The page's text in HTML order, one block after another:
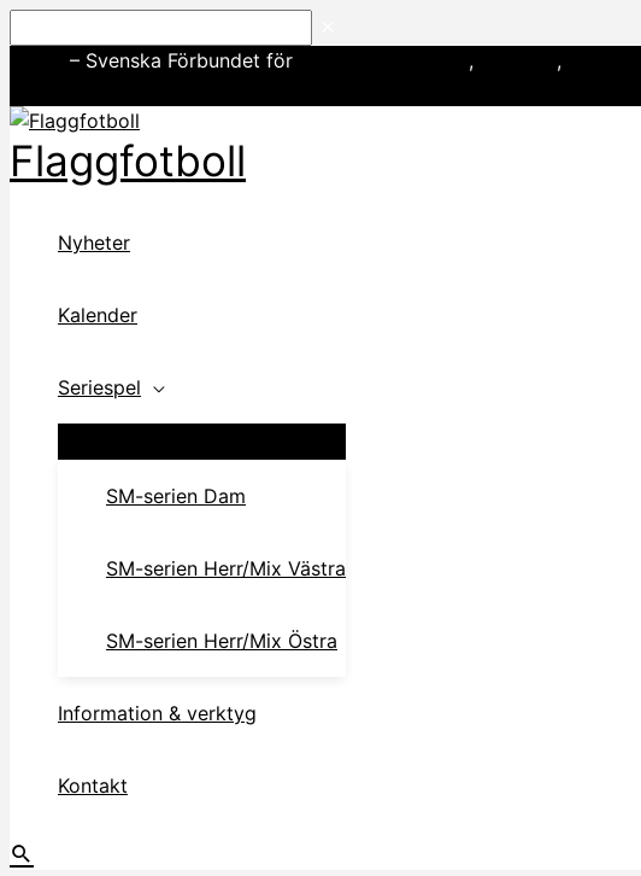
till
– Svenska Förbundet för , ,
Flaggfotboll
Nyheter
Kalender
Seriespel
SM-serien Dam
SM-serien Herr/Mix Västra
SM-serien Herr/Mix Östra
Information & verktyg
Kontakt